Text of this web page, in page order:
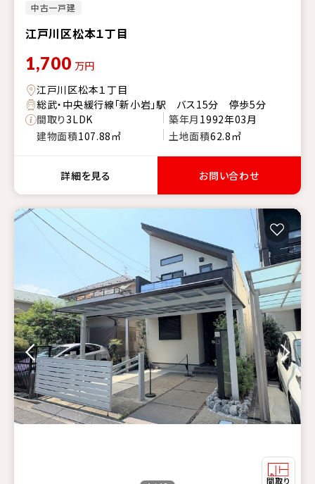
中古一戸建
江戸川区松本１丁目
1,700 万円
江戸川区松本１丁目
総武・中央緩行線「新小岩」駅 バス15分 停歩5分
間取り3LDK 築年月 1992年03月
建物面積107.88㎡ 土地面積62.8㎡
詳細を見る お問い合わせ